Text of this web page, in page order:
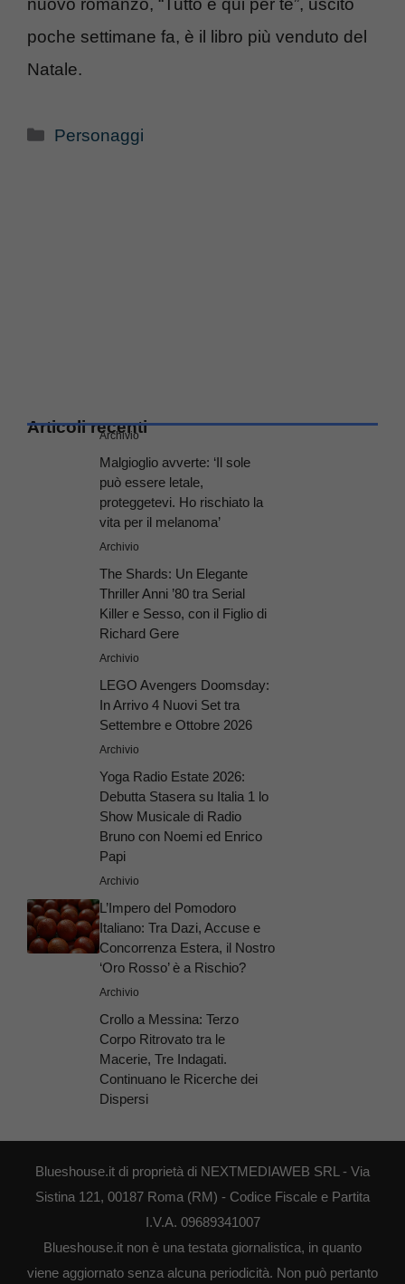
nuovo romanzo, “Tutto è qui per te”, uscito
poche settimane fa, è il libro più venduto del
Natale.
Categorie
Personaggi
Articoli recenti
Archivio
Malgioglio avverte: ‘Il sole
può essere letale,
proteggetevi. Ho rischiato la
vita per il melanoma’
Archivio
The Shards: Un Elegante
Thriller Anni ’80 tra Serial
Killer e Sesso, con il Figlio di
Richard Gere
Archivio
LEGO Avengers Doomsday:
In Arrivo 4 Nuovi Set tra
Settembre e Ottobre 2026
Archivio
Yoga Radio Estate 2026:
Debutta Stasera su Italia 1 lo
Show Musicale di Radio
Bruno con Noemi ed Enrico
Papi
Archivio
L’Impero del Pomodoro
Italiano: Tra Dazi, Accuse e
Concorrenza Estera, il Nostro
‘Oro Rosso’ è a Rischio?
Archivio
Crollo a Messina: Terzo
Corpo Ritrovato tra le
Macerie, Tre Indagati.
Continuano le Ricerche dei
Dispersi
Blueshouse.it di proprietà di NEXTMEDIAWEB SRL - Via
Sistina 121, 00187 Roma (RM) - Codice Fiscale e Partita
I.V.A. 09689341007
Blueshouse.it non è una testata giornalistica, in quanto
viene aggiornato senza alcuna periodicità. Non può pertanto